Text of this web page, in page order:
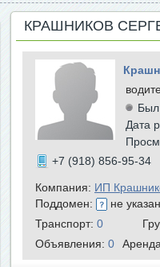
КРАШНИКОВ
Был
Дата
+7 (918) 856-95-34
Компания: ИП
Поддомен:
не
Транспорт: 0
Объявления: 0